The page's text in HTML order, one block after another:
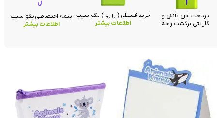
خرید قسطی ( رزرو ) بگو سیب
اطلاعات بیشتر
پرداخت امن بانکی و
گارانتی برگشت وجه
بیمه اختصاصی بگو سیب
اطلاعات بیشتر